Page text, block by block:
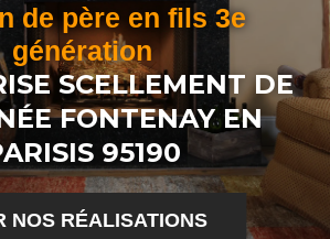
de père en fils 3e
génération
SCELLEMENT DE
FONTENAY EN
95190
NOS RÉALISATIONS